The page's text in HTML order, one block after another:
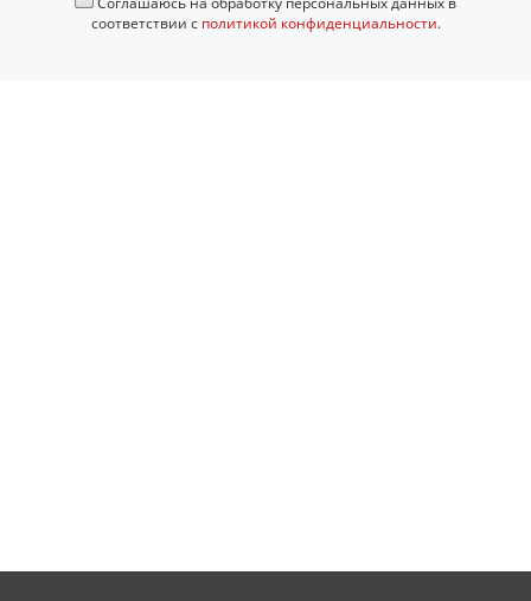
соответствии с политикой конфиденциальности.